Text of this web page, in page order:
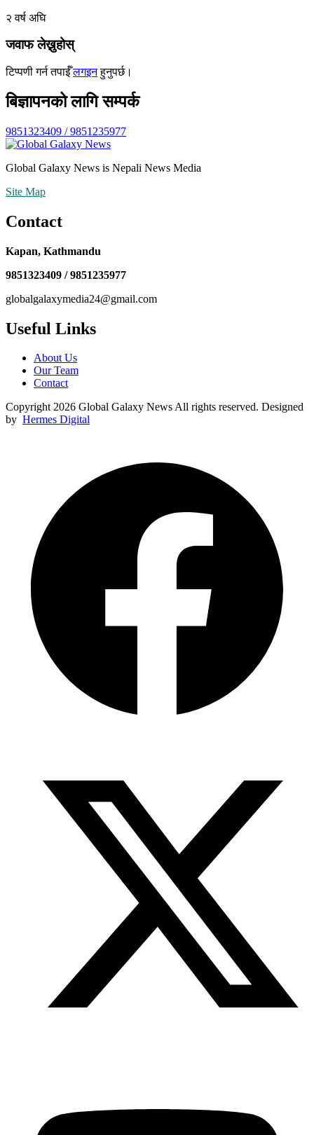
२ वर्ष अघि
जवाफ लेख्नुहोस्
टिप्पणी गर्न तपाईँलगइनहुनुपर्छ।
बिज्ञापनको लागि सम्पर्क
9851323409 / 9851235977
Global Galaxy News is Nepali News Media
Site Map
Contact
Kapan, Kathmandu
9851323409 / 9851235977
globalgalaxymedia24@gmail.com
Useful Links
About Us
Our Team
Contact
Copyright 2026 Global Galaxy News All rights reserved. Designed
by Hermes Digital